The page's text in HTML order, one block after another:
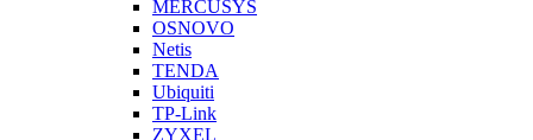
MERCUSYS
OSNOVO
Netis
TENDA
Ubiquiti
TP-Link
ZYXEL